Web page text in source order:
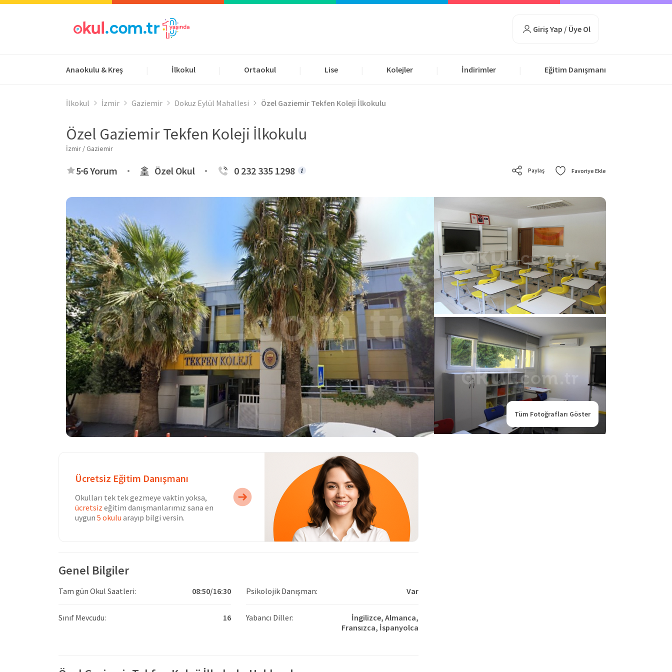
Giriş Yap / Üye Ol
Anaokulu & Kreş İlkokul Ortaokul Lise Kolejler İndirimler Eğitim Danışmanı
İlkokul İzmir Gaziemir Dokuz Eylül Mahallesi Özel Gaziemir Tekfen Koleji İlkokulu
Özel Gaziemir Tekfen Koleji İlkokulu
İzmir / Gaziemir
Favoriye Ekle
Paylaş
5 6 Yorum Özel Okul 0 232 335 1298
Tüm Fotoğrafları Göster
Ücretsiz Eğitim Danışmanı
Okulları tek tek gezmeye vaktin yoksa,
ücretsiz eğitim danışmanlarımız sana en
uygun 5 okulu arayıp bilgi versin.
Genel Bilgiler
Tam gün Okul Saatleri: 08:50/16:30 Psikolojik Danışman: Var
Sınıf Mevcudu: 16 Yabancı Diller: İngilizce, Almanca,
Fransızca, İspanyolca